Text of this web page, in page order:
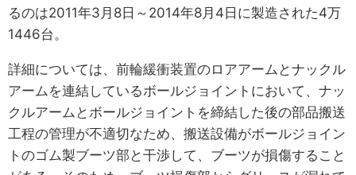
るのは2011年3月8日～2014年8月4日に製造された4万
1446台。
詳細については、前輪緩衝装置のロアアームとナックル
アームを連結しているボールジョイントにおいて、ナッ
クルアームとボールジョイントを締結した後の部品搬送
工程の管理が不適切なため、搬送設備がボールジョイン
トのゴム製ブーツ部と干渉して、ブーツが損傷すること